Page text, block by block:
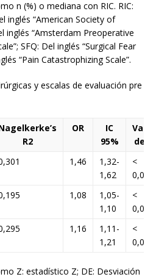
n (%) o mediana con RIC. RIC:
inglés “American Society of
inglés “Amsterdam Preoperative
SFQ: Del inglés “Surgical Fear
“Pain Catastrophizing Scale”.
y escalas de evaluación pre
R2
OR
IC
95%
Valor
de P
1,46
1,32-
1,62
<
0,001
1,08
1,05-
1,10
<
0,001
1,16
1,11-
1,21
<
0,001
Z: estadístico Z; DE: Desviación